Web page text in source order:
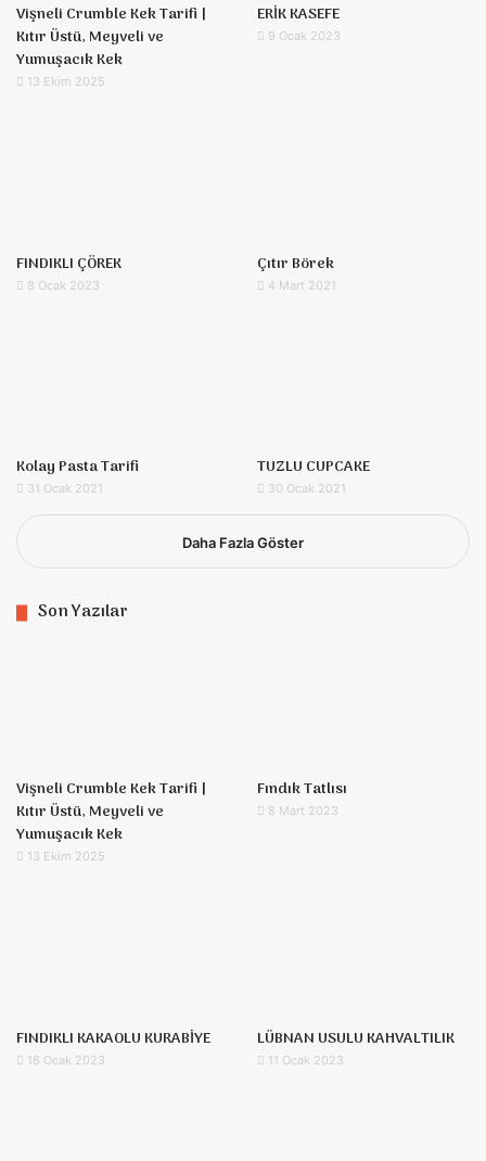
Vişneli Crumble Kek Tarifi |
Kıtır Üstü, Meyveli ve
Yumuşacık Kek
13 Ekim 2025
ERİK KASEFE
9 Ocak 2023
FINDIKLI ÇÖREK
8 Ocak 2023
Çıtır Börek
4 Mart 2021
Kolay Pasta Tarifi
31 Ocak 2021
TUZLU CUPCAKE
30 Ocak 2021
Daha Fazla Göster
Son Yazılar
Vişneli Crumble Kek Tarifi |
Kıtır Üstü, Meyveli ve
Yumuşacık Kek
13 Ekim 2025
Fındık Tatlısı
8 Mart 2023
FINDIKLI KAKAOLU KURABİYE
16 Ocak 2023
LÜBNAN USULU KAHVALTILIK
11 Ocak 2023